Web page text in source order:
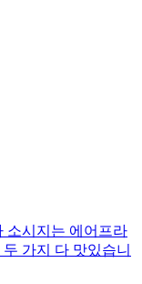
소시지는 에어프라
가지 다 맛있습니